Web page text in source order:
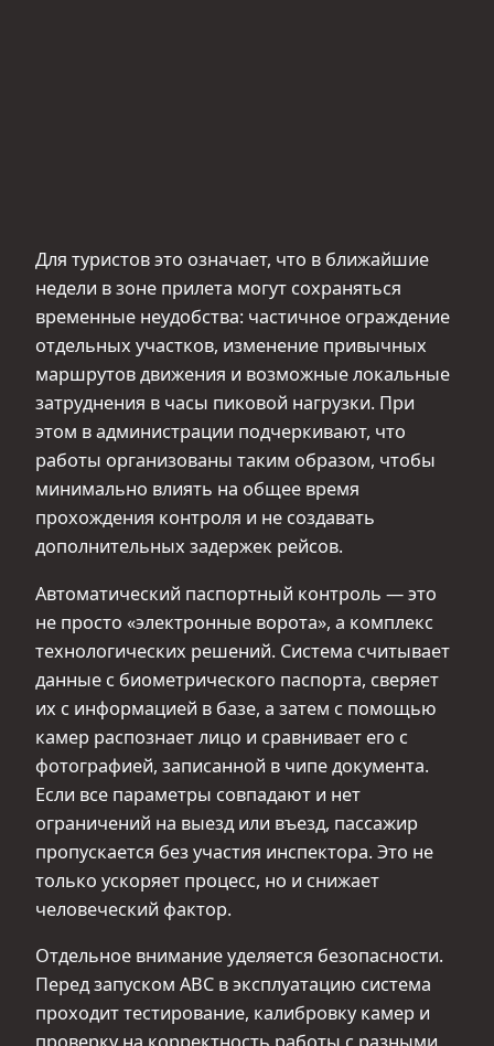
Для туристов это означает, что в ближайшие
недели в зоне прилета могут сохраняться
временные неудобства: частичное ограждение
отдельных участков, изменение привычных
маршрутов движения и возможные локальные
затруднения в часы пиковой нагрузки. При
этом в администрации подчеркивают, что
работы организованы таким образом, чтобы
минимально влиять на общее время
прохождения контроля и не создавать
дополнительных задержек рейсов.
Автоматический паспортный контроль — это
не просто «электронные ворота», а комплекс
технологических решений. Система считывает
данные с биометрического паспорта, сверяет
их с информацией в базе, а затем с помощью
камер распознает лицо и сравнивает его с
фотографией, записанной в чипе документа.
Если все параметры совпадают и нет
ограничений на выезд или въезд, пассажир
пропускается без участия инспектора. Это не
только ускоряет процесс, но и снижает
человеческий фактор.
Отдельное внимание уделяется безопасности.
Перед запуском ABC в эксплуатацию система
проходит тестирование, калибровку камер и